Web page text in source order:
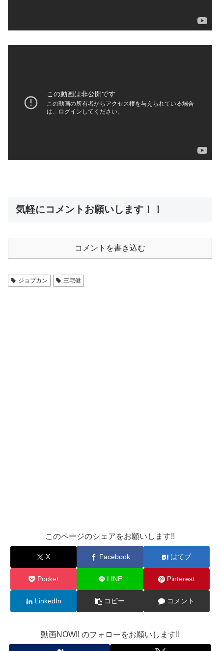
気軽にコメントお願いします！！
コメントを書き込む
ジョブカン 三宅健
このページのシェアをお願いします!!
X Facebook はてブ
Pocket LINE Pinterest
LinkedIn コピー コメント
動画NOW!! のフォローをお願いします!!